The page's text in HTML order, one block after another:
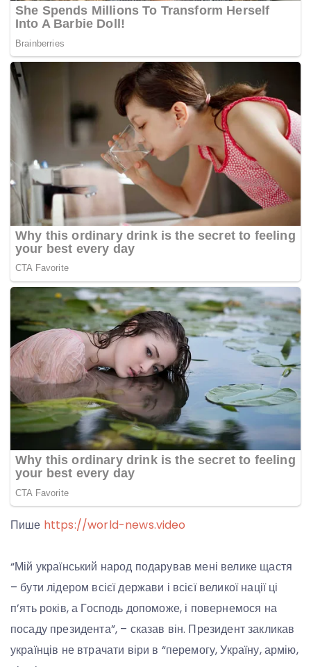
Пише https://world-news.video
“Мій український народ подарував мені велике щастя
– бути лідером всієї держави і всієї великої нації ці
п’ять років, а Господь допоможе, і повернемося на
посаду президента”, – сказав він. Президент закликав
українців не втрачати віри в “перемогу, Україну, армію,